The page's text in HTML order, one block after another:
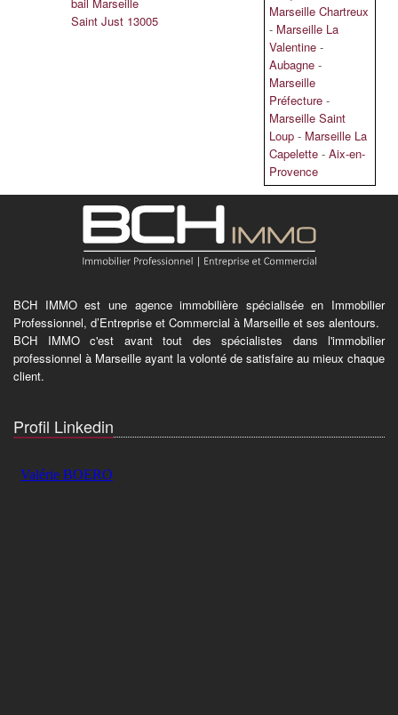
Saint Just 13005
Marseille Chartreux
- Marseille La
Valentine -
Aubagne -
Marseille
Préfecture -
Marseille Saint
Loup - Marseille La
Capelette - Aix-en-
Provence
BCH IMMO est une agence immobilière spécialisée en Immobilier
Professionnel, d’Entreprise et Commercial à Marseille et ses alentours.
BCH IMMO c'est avant tout des spécialistes dans l'immobilier
professionnel à Marseille ayant la volonté de satisfaire au mieux chaque
client.
Profil Linkedin